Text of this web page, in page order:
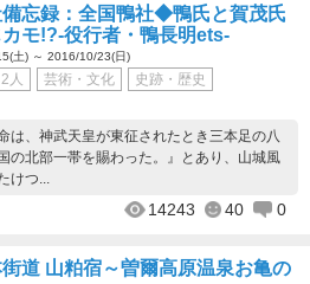
忘録：全国鴨社◆鴨氏と賀茂氏
モ!?-役行者・鴨長明ets-
土) ～ 2016/10/23(日)
2人 芸術・文化 史跡・歴史
は、神武天皇が東征されたとき三本足の八
の北部一帯を賜わった。』とあり、山城風
けつ...
14243 40 0
道 山粕宿～曽爾高原温泉お亀の